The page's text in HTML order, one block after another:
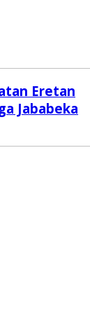
Eretan
Jababeka